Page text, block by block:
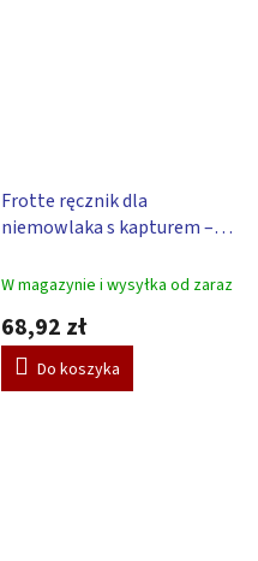
Frotte ręcznik dla
niemowlaka s kapturem –
W magazynie i wysyłka od zaraz
68,92 zł
Do koszyka